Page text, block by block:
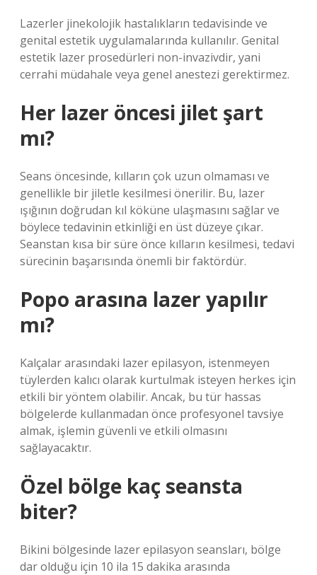
Lazerler jinekolojik hastalıkların tedavisinde ve
genital estetik uygulamalarında kullanılır. Genital
estetik lazer prosedürleri non-invazivdir, yani
cerrahi müdahale veya genel anestezi gerektirmez.
Her lazer öncesi jilet şart
mı?
Seans öncesinde, kılların çok uzun olmaması ve
genellikle bir jiletle kesilmesi önerilir. Bu, lazer
ışığının doğrudan kıl köküne ulaşmasını sağlar ve
böylece tedavinin etkinliği en üst düzeye çıkar.
Seanstan kısa bir süre önce kılların kesilmesi, tedavi
sürecinin başarısında önemli bir faktördür.
Popo arasına lazer yapılır
mı?
Kalçalar arasındaki lazer epilasyon, istenmeyen
tüylerden kalıcı olarak kurtulmak isteyen herkes için
etkili bir yöntem olabilir. Ancak, bu tür hassas
bölgelerde kullanmadan önce profesyonel tavsiye
almak, işlemin güvenli ve etkili olmasını
sağlayacaktır.
Özel bölge kaç seansta
biter?
Bikini bölgesinde lazer epilasyon seansları, bölge
dar olduğu için 10 ila 15 dakika arasında